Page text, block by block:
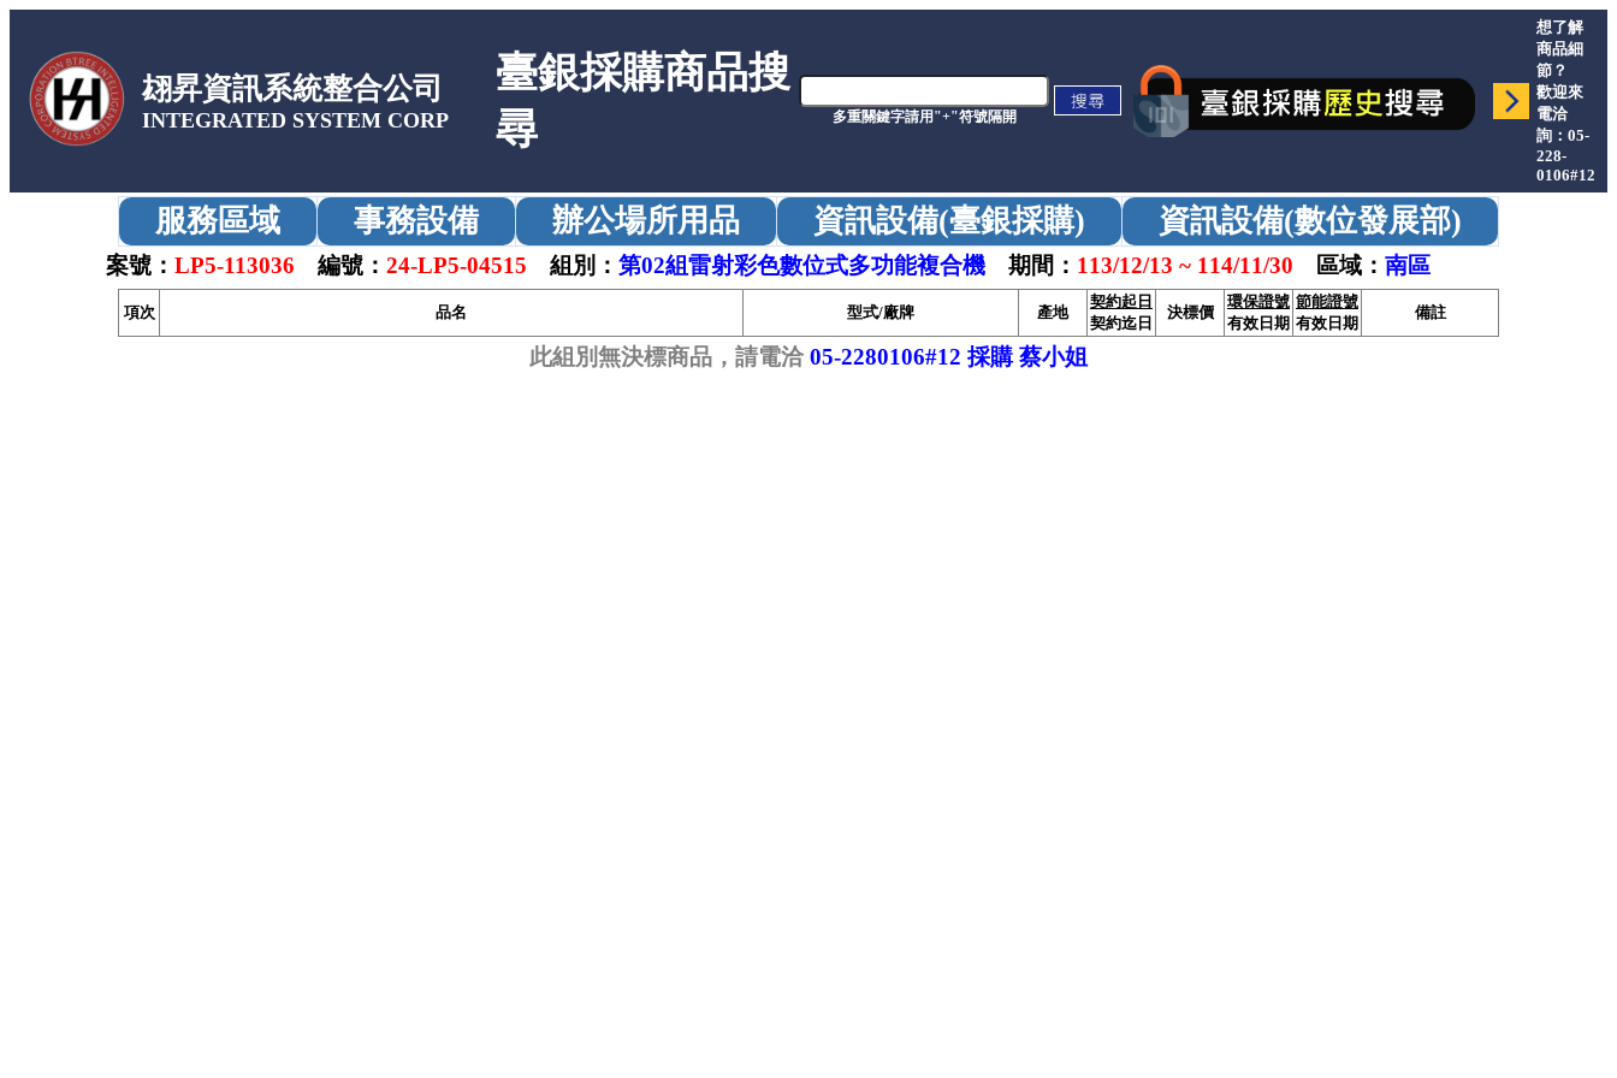
翃昇資訊系統整合公司
INTEGRATED SYSTEM CORP
臺銀採購商品搜
尋
多重關鍵字請用"+"符號隔開
想了解
商品細
節？
歡迎來
電洽
詢：05-
228-
0106#12
服務區域 事務設備 辦公場所用品 資訊設備(臺銀採購) 資訊設備(數位發展部)
案號： LP5-113036 編號： 24-LP5-04515 組別： 第02組雷射彩色數位式多功能複合機 期間： 113/12/13 ~ 114/11/30 區域： 南區
項次 品名 型式/廠牌 產地
契約起日
契約迄日
決標價
環保證號
有效日期
節能證號
有效日期
備註
此組別無決標商品，請電洽 05-2280106#12 採購 蔡小姐